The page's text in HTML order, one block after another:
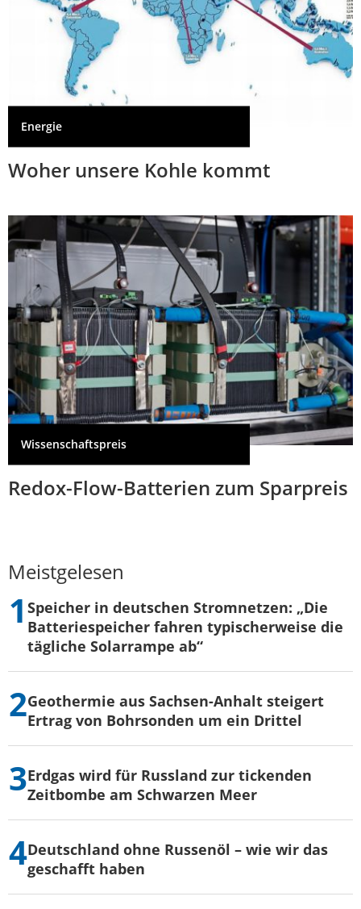
Energie
Woher unsere Kohle kommt
Wissenschaftspreis
Redox-Flow-Batterien zum Sparpreis
Meistgelesen
Speicher in deutschen Stromnetzen: „Die
Batteriespeicher fahren typischerweise die
tägliche Solarrampe ab“
Geothermie aus Sachsen-Anhalt steigert
Ertrag von Bohrsonden um ein Drittel
Erdgas wird für Russland zur tickenden
Zeitbombe am Schwarzen Meer
Deutschland ohne Russenöl – wie wir das
geschafft haben